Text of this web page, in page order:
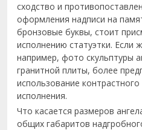
сходство и
оформления надписи на
бронзовые буквы, стоит
исполнению статуэтки. Если
например, фото скульптуры
гранитной плиты, более
использование
исполнения.
Что касается размеров
общих габаритов